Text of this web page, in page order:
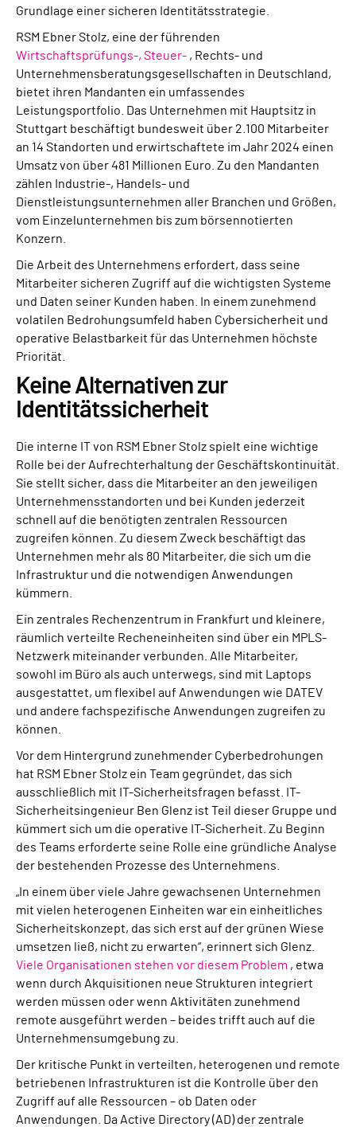
Grundlage einer sicheren Identitätsstrategie.
RSM Ebner Stolz, eine der führenden
Wirtschaftsprüfungs-, Steuer- , Rechts- und
Unternehmensberatungsgesellschaften in Deutschland,
bietet ihren Mandanten ein umfassendes
Leistungsportfolio. Das Unternehmen mit Hauptsitz in
Stuttgart beschäftigt bundesweit über 2.100 Mitarbeiter
an 14 Standorten und erwirtschaftete im Jahr 2024 einen
Umsatz von über 481 Millionen Euro. Zu den Mandanten
zählen Industrie-, Handels- und
Dienstleistungsunternehmen aller Branchen und Größen,
vom Einzelunternehmen bis zum börsennotierten
Konzern.
Die Arbeit des Unternehmens erfordert, dass seine
Mitarbeiter sicheren Zugriff auf die wichtigsten Systeme
und Daten seiner Kunden haben. In einem zunehmend
volatilen Bedrohungsumfeld haben Cybersicherheit und
operative Belastbarkeit für das Unternehmen höchste
Priorität.
Keine Alternativen zur
Identitätssicherheit
Die interne IT von RSM Ebner Stolz spielt eine wichtige
Rolle bei der Aufrechterhaltung der Geschäftskontinuität.
Sie stellt sicher, dass die Mitarbeiter an den jeweiligen
Unternehmensstandorten und bei Kunden jederzeit
schnell auf die benötigten zentralen Ressourcen
zugreifen können. Zu diesem Zweck beschäftigt das
Unternehmen mehr als 80 Mitarbeiter, die sich um die
Infrastruktur und die notwendigen Anwendungen
kümmern.
Ein zentrales Rechenzentrum in Frankfurt und kleinere,
räumlich verteilte Recheneinheiten sind über ein MPLS-
Netzwerk miteinander verbunden. Alle Mitarbeiter,
sowohl im Büro als auch unterwegs, sind mit Laptops
ausgestattet, um flexibel auf Anwendungen wie DATEV
und andere fachspezifische Anwendungen zugreifen zu
können.
Vor dem Hintergrund zunehmender Cyberbedrohungen
hat RSM Ebner Stolz ein Team gegründet, das sich
ausschließlich mit IT-Sicherheitsfragen befasst. IT-
Sicherheitsingenieur Ben Glenz ist Teil dieser Gruppe und
kümmert sich um die operative IT-Sicherheit. Zu Beginn
des Teams erforderte seine Rolle eine gründliche Analyse
der bestehenden Prozesse des Unternehmens.
„In einem über viele Jahre gewachsenen Unternehmen
mit vielen heterogenen Einheiten war ein einheitliches
Sicherheitskonzept, das sich erst auf der grünen Wiese
umsetzen ließ, nicht zu erwarten“, erinnert sich Glenz.
Viele Organisationen stehen vor diesem Problem , etwa
wenn durch Akquisitionen neue Strukturen integriert
werden müssen oder wenn Aktivitäten zunehmend
remote ausgeführt werden – beides trifft auch auf die
Unternehmensumgebung zu.
Der kritische Punkt in verteilten, heterogenen und remote
betriebenen Infrastrukturen ist die Kontrolle über den
Zugriff auf alle Ressourcen – ob Daten oder
Anwendungen. Da Active Directory (AD) der zentrale